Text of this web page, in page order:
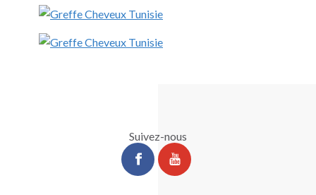
Suivez-nous
ChirurgiePro
sur
ChirurgiePro
sur